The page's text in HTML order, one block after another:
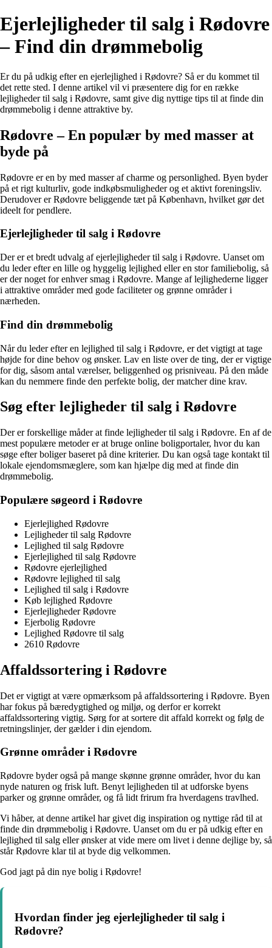
Ejerlejligheder til salg i Rødovre
– Find din drømmebolig
Er du på udkig efter en ejerlejlighed i Rødovre? Så er du kommet til
det rette sted. I denne artikel vil vi præsentere dig for en række
lejligheder til salg i Rødovre, samt give dig nyttige tips til at finde din
drømmebolig i denne attraktive by.
Rødovre – En populær by med masser at
byde på
Rødovre er en by med masser af charme og personlighed. Byen byder
på et rigt kulturliv, gode indkøbsmuligheder og et aktivt foreningsliv.
Derudover er Rødovre beliggende tæt på København, hvilket gør det
ideelt for pendlere.
Ejerlejligheder til salg i Rødovre
Der er et bredt udvalg af ejerlejligheder til salg i Rødovre. Uanset om
du leder efter en lille og hyggelig lejlighed eller en stor familiebolig, så
er der noget for enhver smag i Rødovre. Mange af lejlighederne ligger
i attraktive områder med gode faciliteter og grønne områder i
nærheden.
Find din drømmebolig
Når du leder efter en lejlighed til salg i Rødovre, er det vigtigt at tage
højde for dine behov og ønsker. Lav en liste over de ting, der er vigtige
for dig, såsom antal værelser, beliggenhed og prisniveau. På den måde
kan du nemmere finde den perfekte bolig, der matcher dine krav.
Søg efter lejligheder til salg i Rødovre
Der er forskellige måder at finde lejligheder til salg i Rødovre. En af de
mest populære metoder er at bruge online boligportaler, hvor du kan
søge efter boliger baseret på dine kriterier. Du kan også tage kontakt til
lokale ejendomsmæglere, som kan hjælpe dig med at finde din
drømmebolig.
Populære søgeord i Rødovre
Ejerlejlighed Rødovre
Lejligheder til salg Rødovre
Lejlighed til salg Rødovre
Ejerlejlighed til salg Rødovre
Rødovre ejerlejlighed
Rødovre lejlighed til salg
Lejlighed til salg i Rødovre
Køb lejlighed Rødovre
Ejerlejligheder Rødovre
Ejerbolig Rødovre
Lejlighed Rødovre til salg
2610 Rødovre
Affaldssortering i Rødovre
Det er vigtigt at være opmærksom på affaldssortering i Rødovre. Byen
har fokus på bæredygtighed og miljø, og derfor er korrekt
affaldssortering vigtig. Sørg for at sortere dit affald korrekt og følg de
retningslinjer, der gælder i din ejendom.
Grønne områder i Rødovre
Rødovre byder også på mange skønne grønne områder, hvor du kan
nyde naturen og frisk luft. Benyt lejligheden til at udforske byens
parker og grønne områder, og få lidt frirum fra hverdagens travlhed.
Vi håber, at denne artikel har givet dig inspiration og nyttige råd til at
finde din drømmebolig i Rødovre. Uanset om du er på udkig efter en
lejlighed til salg eller ønsker at vide mere om livet i denne dejlige by, så
står Rødovre klar til at byde dig velkommen.
God jagt på din nye bolig i Rødovre!
Hvordan finder jeg ejerlejligheder til salg i
Rødovre?